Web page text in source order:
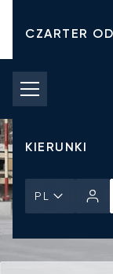
CZARTER
KOSZTY
PRYWATNE
KIERUNKI
PL